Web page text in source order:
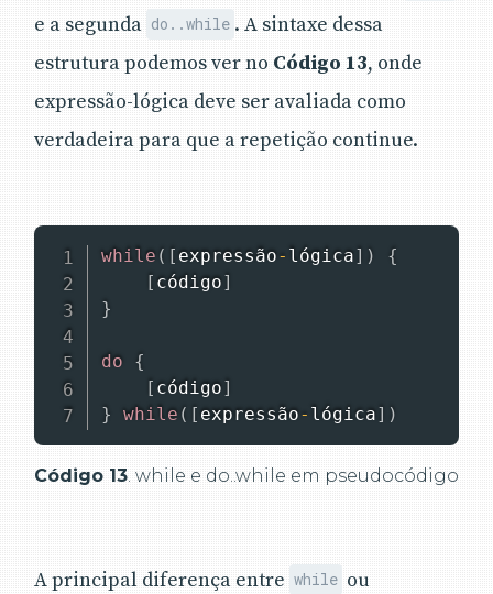
e a segunda do..while . A sintaxe dessa
estrutura podemos ver no Código 13, onde
expressão-lógica deve ser avaliada como
verdadeira para que a repetição continue.
while ( [ expressão- lógica] )
{
[ código]
}
do
{
[ código]
}
while ( [ expressão- lógica] )
Código 13 . while e do..while em pseudocódigo
A principal diferença entre while ou